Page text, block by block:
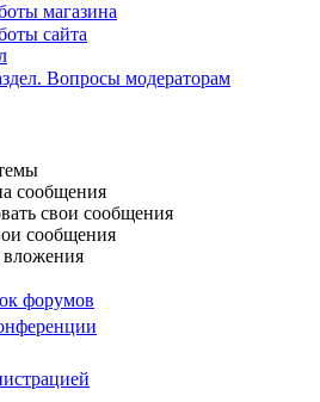
магазина
сайта
Вопросы модераторам
сообщения
свои сообщения
сообщения
вложения
форумов